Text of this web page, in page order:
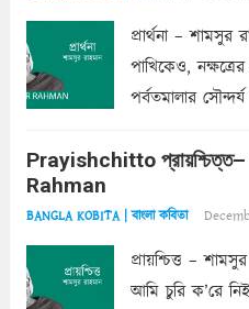
প্রার্থনা –
পাখিকেও,
পর্বতমালার
তার সুষমায়
Prayishchitto প্রায়শ্চিত্ত–
Rahman
BANGLA KOBITA | বাংলা কবিতা
প্রায়শ্চিত্ত –
আমি চুরি ক’রে